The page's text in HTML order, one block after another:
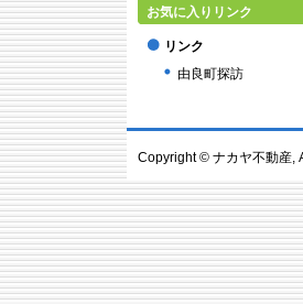
2014年10月
2014年8月
2014年7月
2014年4月
2014年1月
2013年12月
2013年11月
2013年10月
2013年9月
お気に入りリンク
リンク
由良町探訪
Copyright © ナカヤ不動産,